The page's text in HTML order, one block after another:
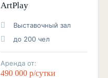
ArtPlay
Выставочный зал
до 200 чел
Аренда от:
490 000 р/сутки